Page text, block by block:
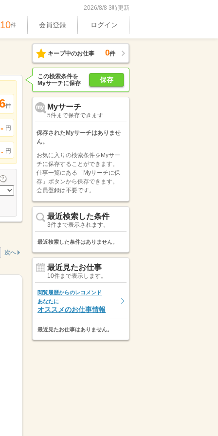
2026/8/8 3時更新
件 会員登録 ログイン
件
- 円
- 円
次へ
キープ中のお仕事 0件
保存
この検索条件を
Myサーチに保存
Myサーチ
5件まで保存できます
保存されたMyサーチはありませ
ん。
お気に入りの検索条件をMyサー
チに保存することができます。
仕事一覧にある「Myサーチに保
存」ボタンから保存できます。
会員登録は不要です。
最近検索した条件
3件まで表示されます。
最近検索した条件はありません。
最近見たお仕事
10件まで表示します。
閲覧履歴からのレコメンド
あなたに
オススメのお仕事情報
最近見たお仕事はありません。